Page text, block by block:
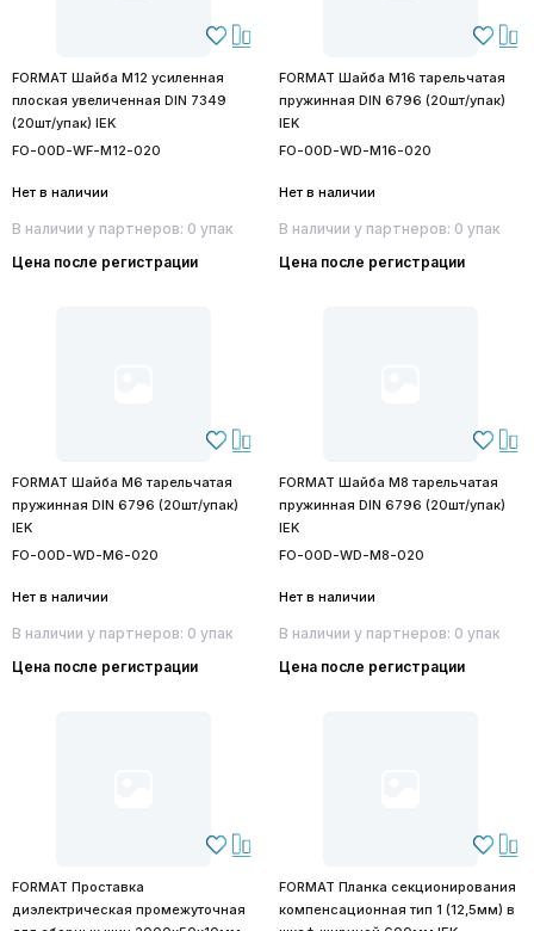
FORMAT Шайба М12 усиленная
плоская увеличенная DIN 7349
(20шт/упак) IEK
FO-00D-WF-M12-020
Нет в наличии
В наличии у партнеров: 0 упак
Цена после регистрации
FORMAT Шайба М16 тарельчатая
пружинная DIN 6796 (20шт/упак)
IEK
FO-00D-WD-M16-020
Нет в наличии
В наличии у партнеров: 0 упак
Цена после регистрации
FORMAT Шайба М6 тарельчатая
пружинная DIN 6796 (20шт/упак)
IEK
FO-00D-WD-M6-020
Нет в наличии
В наличии у партнеров: 0 упак
Цена после регистрации
FORMAT Шайба М8 тарельчатая
пружинная DIN 6796 (20шт/упак)
IEK
FO-00D-WD-M8-020
Нет в наличии
В наличии у партнеров: 0 упак
Цена после регистрации
FORMAT Проставка
диэлектрическая промежуточная
FORMAT Планка секционирования
компенсационная тип 1 (12,5мм) в